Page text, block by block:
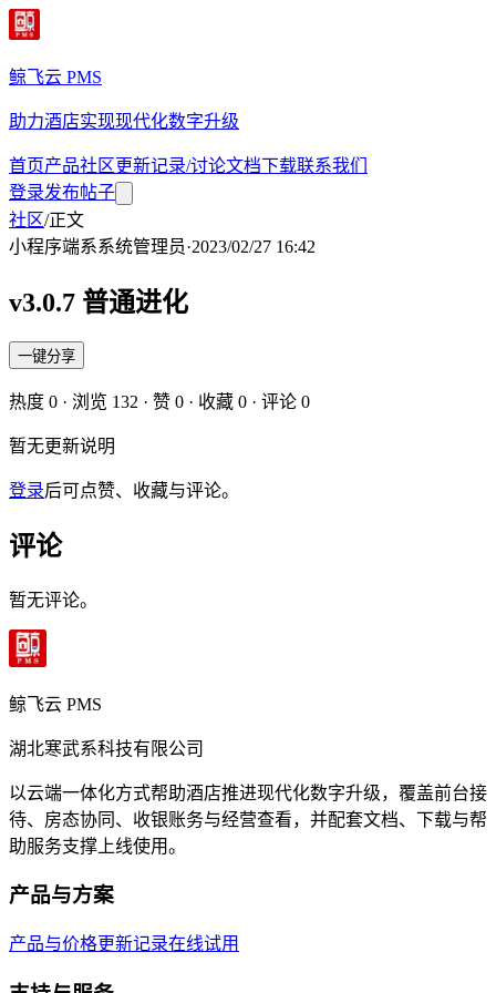
鲸飞云 PMS
助力酒店实现现代化数字升级
首页产品社区更新记录/讨论文档下载联系我们
登录发布帖子
社区/正文
小程序端系系统管理员·2023/02/27 16:42
v3.0.7 普通进化
一键分享
热度 0 · 浏览 132 · 赞 0 · 收藏 0 · 评论 0
暂无更新说明
登录后可点赞、收藏与评论。
评论
暂无评论。
鲸飞云 PMS
湖北寒武系科技有限公司
以云端一体化方式帮助酒店推进现代化数字升级，覆盖前台接
待、房态协同、收银账务与经营查看，并配套文档、下载与帮
助服务支撑上线使用。
产品与方案
产品与价格更新记录在线试用